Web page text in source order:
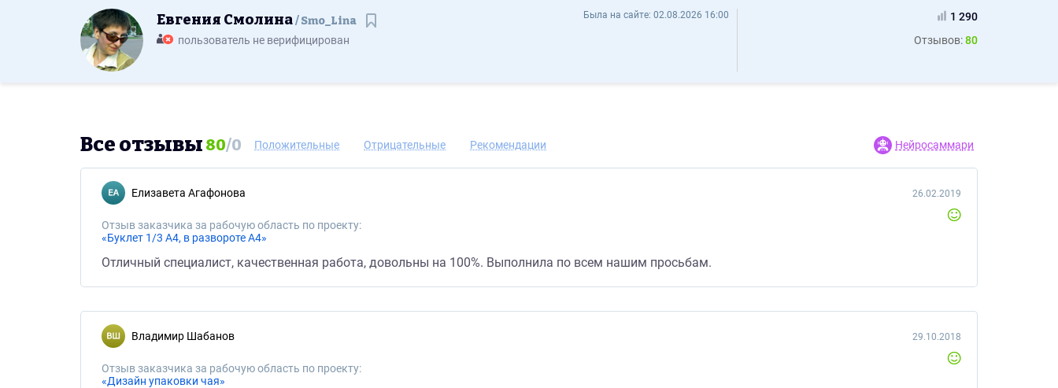
Евгения Смолина Smo_Lina - Отзывы
Была на сайте: 02.08.2026 16:00
Евгения Смолина Smo_Lina
пользователь не верифицирован
1 290
Отзывов:80
Все отзывы 80/0 Положительные Отрицательные Рекомендации Нейросаммари
Елизавета Агафонова
Отзыв заказчика за рабочую область по проекту:
«Буклет 1/3 А4, в развороте А4»
26.02.2019
Отличный специалист, качественная работа, довольны на 100%. Выполнила по всем нашим просьбам.
Владимир Шабанов
Отзыв заказчика за рабочую область по проекту:
«Дизайн упаковки чая»
29.10.2018